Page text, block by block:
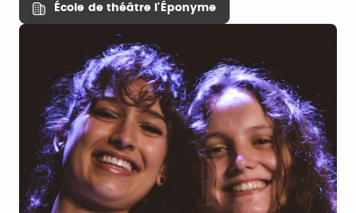
École de théâtre l'Éponyme